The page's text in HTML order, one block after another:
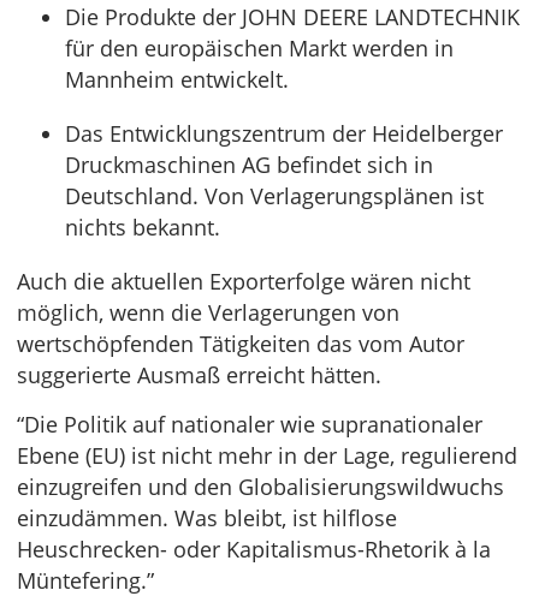
Die Produkte der JOHN DEERE LANDTECHNIK
für den europäischen Markt werden in
Mannheim entwickelt.
Das Entwicklungszentrum der Heidelberger
Druckmaschinen AG befindet sich in
Deutschland. Von Verlagerungsplänen ist
nichts bekannt.
Auch die aktuellen Exporterfolge wären nicht
möglich, wenn die Verlagerungen von
wertschöpfenden Tätigkeiten das vom Autor
suggerierte Ausmaß erreicht hätten.
“Die Politik auf nationaler wie supranationaler
Ebene (EU) ist nicht mehr in der Lage, regulierend
einzugreifen und den Globalisierungswildwuchs
einzudämmen. Was bleibt, ist hilflose
Heuschrecken- oder Kapitalismus-Rhetorik à la
Müntefering.”